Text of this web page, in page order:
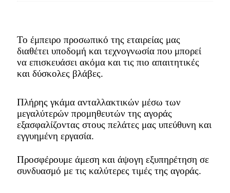
Το έμπειρο προσωπικό της εταιρείας μας
διαθέτει υποδομή και τεχνογνωσία που μπορεί
να επισκευάσει ακόμα και τις πιο απαιτητικές
και δύσκολες βλάβες.
Πλήρης γκάμα ανταλλακτικών μέσω των
μεγαλύτερών προμηθευτών της αγοράς
εξασφαλίζοντας στους πελάτες μας υπεύθυνη και
εγγυημένη εργασία.
Προσφέρουμε άμεση και άψογη εξυπηρέτηση σε
συνδυασμό με τις καλύτερες τιμές της αγοράς.